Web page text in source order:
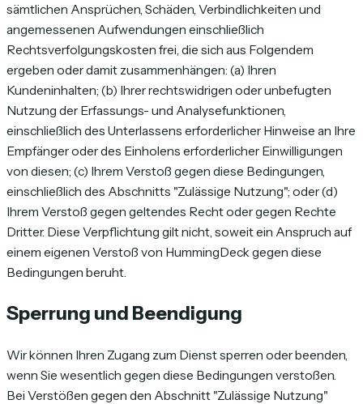
sämtlichen Ansprüchen, Schäden, Verbindlichkeiten und
angemessenen Aufwendungen einschließlich
Rechtsverfolgungskosten frei, die sich aus Folgendem
ergeben oder damit zusammenhängen: (a) Ihren
Kundeninhalten; (b) Ihrer rechtswidrigen oder unbefugten
Nutzung der Erfassungs- und Analysefunktionen,
einschließlich des Unterlassens erforderlicher Hinweise an Ihre
Empfänger oder des Einholens erforderlicher Einwilligungen
von diesen; (c) Ihrem Verstoß gegen diese Bedingungen,
einschließlich des Abschnitts "Zulässige Nutzung"; oder (d)
Ihrem Verstoß gegen geltendes Recht oder gegen Rechte
Dritter. Diese Verpflichtung gilt nicht, soweit ein Anspruch auf
einem eigenen Verstoß von HummingDeck gegen diese
Bedingungen beruht.
Sperrung und Beendigung
Wir können Ihren Zugang zum Dienst sperren oder beenden,
wenn Sie wesentlich gegen diese Bedingungen verstoßen.
Bei Verstößen gegen den Abschnitt "Zulässige Nutzung"